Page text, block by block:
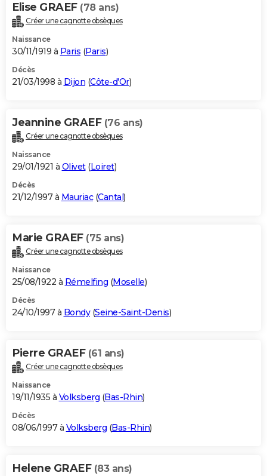
Elise GRAEF (78 ans)
Créer une cagnotte obsèques
Naissance
30/11/1919 à Paris (Paris)
Décès
21/03/1998 à Dijon (Côte-d'Or)
Jeannine GRAEF (76 ans)
Créer une cagnotte obsèques
Naissance
29/01/1921 à Olivet(Loiret)
Décès
21/12/1997 à Mauriac(Cantal)
Marie GRAEF (75 ans)
Créer une cagnotte obsèques
Naissance
25/08/1922 à Rémelfing (Moselle)
Décès
24/10/1997 à Bondy(Seine-Saint-Denis)
Pierre GRAEF (61 ans)
Créer une cagnotte obsèques
Naissance
19/11/1935 à Volksberg (Bas-Rhin)
Décès
08/06/1997 à Volksberg (Bas-Rhin)
Helene GRAEF (83 ans)